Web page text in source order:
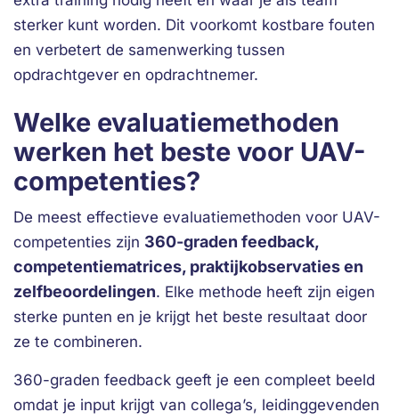
sterker kunt worden. Dit voorkomt kostbare fouten
en verbetert de samenwerking tussen
opdrachtgever en opdrachtnemer.
Welke evaluatiemethoden
werken het beste voor UAV-
competenties?
De meest effectieve evaluatiemethoden voor UAV-
competenties zijn 360-graden feedback,
competentiematrices, praktijkobservaties en
zelfbeoordelingen. Elke methode heeft zijn eigen
sterke punten en je krijgt het beste resultaat door
ze te combineren.
360-graden feedback geeft je een compleet beeld
omdat je input krijgt van collega’s, leidinggevenden